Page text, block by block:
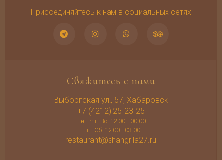
Присоединяйтесь к нам в социальных сетях
Свяжитесь с нами
Выборгская ул., 57, Хабаровск
+7 (4212) 25-23-25
Пн - Чт, Вс: 12:00 - 00:00
Пт - Сб: 12:00 - 03:00
restaurant@shangrila27.ru